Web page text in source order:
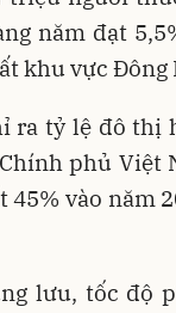
năm đạt
khu vực Đông
ra tỷ lệ đô thị
phủ Việt
vào năm
lưu, tốc độ